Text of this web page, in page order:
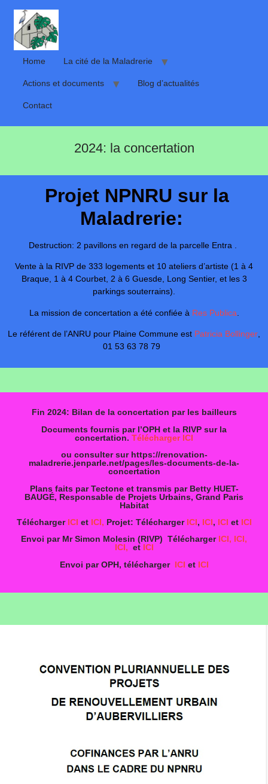
Home La cité de la Maladrerie
Actions et documents Blog d’actualités
Contact
2024: la concertation
Projet NPNRU sur la
Maladrerie:
Destruction: 2 pavillons en regard de la parcelle Entra .
Vente à la RIVP de 333 logements et 10 ateliers d’artiste (1 à 4
Braque, 1 à 4 Courbet, 2 à 6 Guesde, Long Sentier, et les 3
parkings souterrains).
La mission de concertation a été confiée à Res Publica
Le référent de l’ANRU pour Plaine Commune est Patricia Bollinger
01 53 63 78 79
Fin 2024: Bilan de la concertation par les bailleurs
Documents fournis par l’OPH et la RIVP sur la
concertation. Télécharger ICI
ou consulter sur https://renovation-
maladrerie.jenparle.net/pages/les-documents-de-la-
concertation
Plans faits par Tectone et transmis par Betty HUET-
BAUGÉ, Responsable de Projets Urbains, Grand Paris
Habitat
TéléchargerICI et ICI, Projet: Télécharger ICI, ICI, ICI et ICI
Envoi par Mr Simon Molesin (RIVP) Télécharger ICI, ICI,
ICI, et ICI
Envoi par OPH, télécharger ICI et ICI